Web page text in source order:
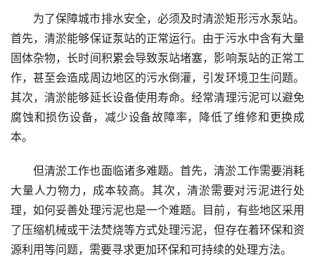
为了保障城市排水安全，必须及时清淤矩形污水泵站。
首先，清淤能够保证泵站的正常运行。由于污水中含有大量
固体杂物，长时间积累会导致泵站堵塞，影响泵站的正常工
作，甚至会造成周边地区的污水倒灌，引发环境卫生问题。
其次，清淤能够延长设备使用寿命。经常清理污泥可以避免
腐蚀和损伤设备，减少设备故障率，降低了维修和更换成
本。
但清淤工作也面临诸多难题。首先，清淤工作需要消耗
大量人力物力，成本较高。其次，清淤需要对污泥进行处
理，如何妥善处理污泥也是一个难题。目前，有些地区采用
了压缩机械或干法焚烧等方式处理污泥，但存在着环保和资
源利用等问题，需要寻求更加环保和可持续的处理方法。